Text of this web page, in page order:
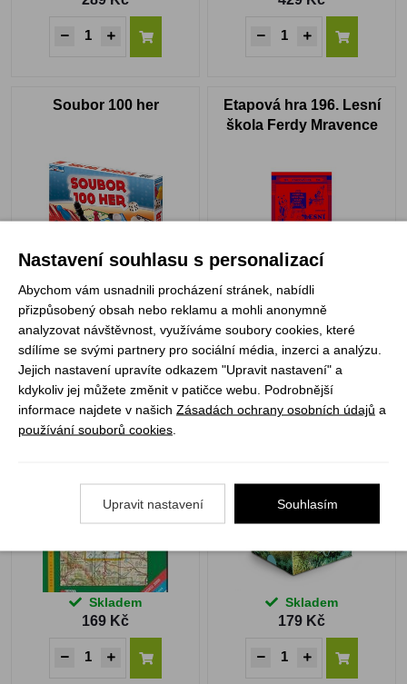
Soubor 100 her
Skladem
249 Kč
Etapová hra 196. Lesní
škola Ferdy Mravence
Skladem
109 Kč
Soubor map KČT 1:50
000 32
Skladem
169 Kč
Vědomostní pexeso -
Skladem
179 Kč
Nastavení souhlasu s personalizací
Abychom vám usnadnili procházení stránek, nabídli
přizpůsobený obsah nebo reklamu a mohli anonymně
analyzovat návštěvnost, využíváme soubory cookies, které
sdílíme se svými partnery pro sociální média, inzerci a analýzu.
Jejich nastavení upravíte odkazem "Upravit nastavení" a
kdykoliv jej můžete změnit v patičce webu. Podrobnější
informace najdete v našich Zásadách ochrany osobních údajů a
používání souborů cookies
Upravit nastavení Souhlasím